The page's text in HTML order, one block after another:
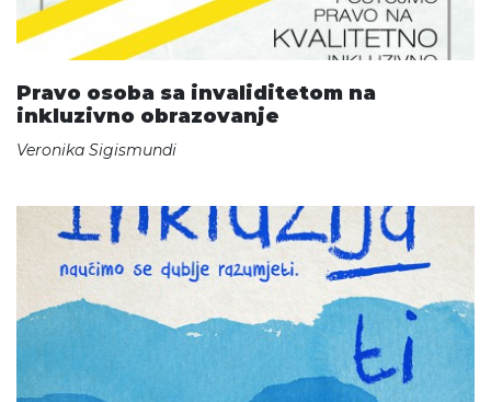
Pravo osoba sa invaliditetom na
inkluzivno obrazovanje
Veronika Sigismundi